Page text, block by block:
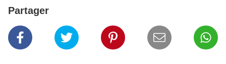
Partager